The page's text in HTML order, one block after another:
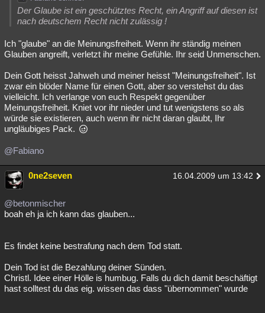
Der Glaube ist ein geschütztes Recht, ein Angriff auf diesen ist
nach deutschem Recht nicht zulässig !
Ich "glaube" an die Meinungsfreiheit. Wenn ihr ständig meinen
Glauben angreift, verletzt ihr meine Gefühle. Ihr seid Unmenschen.
Dein Gott heisst Jahweh und meiner heisst "Meinungsfreiheit". Ist
zwar ein blöder Name für einen Gott, aber so verstehst du das
vielleicht. Ich verlange von euch Respekt gegenüber
Meinungsfreiheit. Kniet vor ihr nieder und tut wenigstens so als
würde sie existieren, auch wenn ihr nicht daran glaubt, Ihr
ungläubiges Pack.
@Fabiano
0ne2seven 16.04.2009 um 13:42
@betonmischer
boah eh ja ich kann das glauben...
Es findet keine bestrafung nach dem Tod statt.
Dein Tod ist die Bezahlung deiner Sünden.
Christl. Idee einer Hölle is humbug. Falls du dich damit beschäftigt
hast solltest du das eig. wissen das dass "übernommen" wurde